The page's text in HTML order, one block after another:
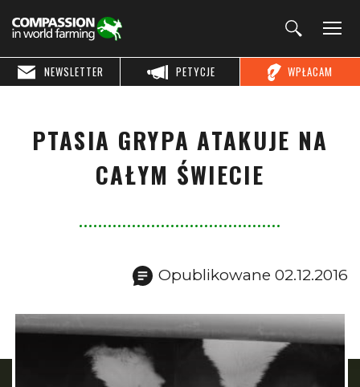
WPŁACAM
PETYCJE
NEWSLETTER
PTASIA GRYPA ATAKUJE NA
CAŁYM ŚWIECIE
Opublikowane 02.12.2016